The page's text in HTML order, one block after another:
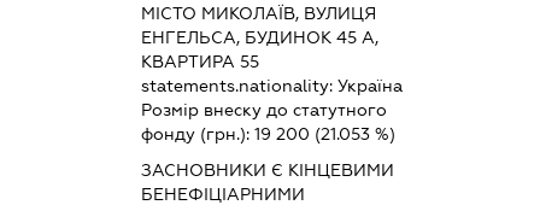
МІСТО МИКОЛАЇВ, ВУЛИЦЯ
ЕНГЕЛЬСА, БУДИНОК 45 А,
КВАРТИРА 55
statements.nationality:Україна
Розмір внеску до статутного
фонду (грн.):19 200 (21.053 %)
ЗАСНОВНИКИ Є КІНЦЕВИМИ
БЕНЕФІЦІАРНИМИ